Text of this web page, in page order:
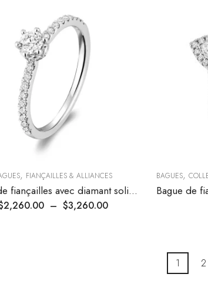
, FIANÇAILLES & ALLIANCES
Bague de fiançailles avec diamant solitaire serti couronne
2,260.00 – $3,260.00
BAGUES,
1 2